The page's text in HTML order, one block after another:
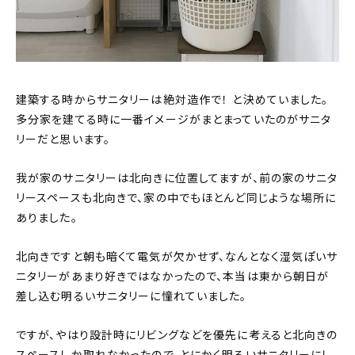
建築する時からサニタリーは絶対造作で！ と決めていました。
多分家を建てる時に一番イメージがまとまっていたのがサニタ
リーだと思います。
我が家のサニタリーは北向きに位置してますが、前の家のサニタ
リースペースも北向きで、家の中でもほとんど同じような場所に
ありました。
北向きですと朝も暗くて電気が欠かせず、なんとなく湿気ぽいサ
ニタリーがあまり好きではなかったので、本当は東から朝日が
差し込む明るいサニタリーに憧れていました。
ですが、やはり設計時にリビングなどを優先に考えると北向きの